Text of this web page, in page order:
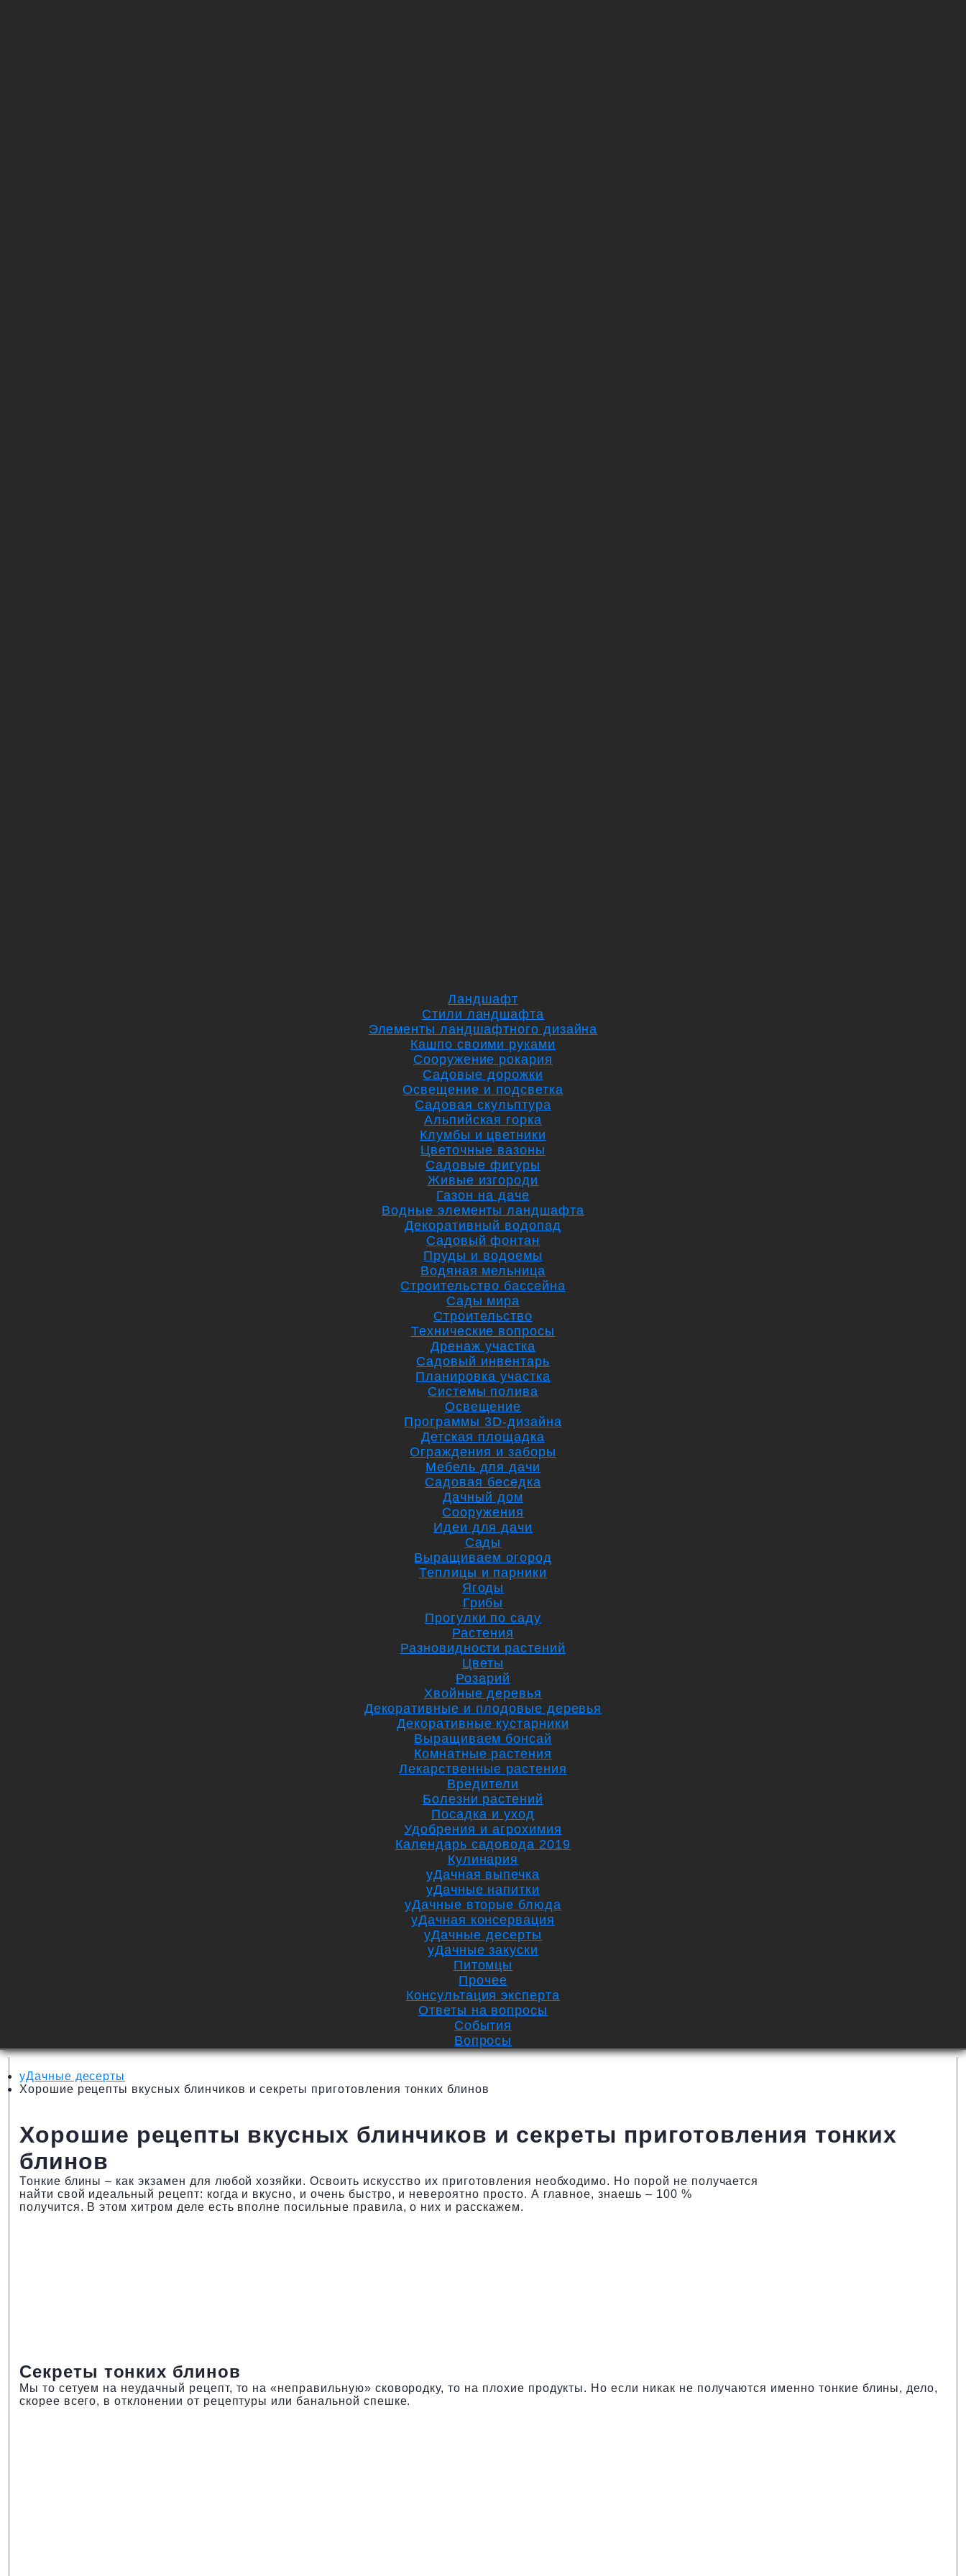
Ландшафт
Стили ландшафта
Элементы ландшафтного дизайна
Кашпо своими руками
Сооружение рокария
Садовые дорожки
Освещение и подсветка
Садовая скульптура
Альпийская горка
Клумбы и цветники
Цветочные вазоны
Садовые фигуры
Живые изгороди
Газон на даче
Водные элементы ландшафта
Декоративный водопад
Садовый фонтан
Пруды и водоемы
Водяная мельница
Строительство бассейна
Сады мира
Строительство
Технические вопросы
Дренаж участка
Садовый инвентарь
Планировка участка
Системы полива
Освещение
Программы 3D-дизайна
Детская площадка
Ограждения и заборы
Мебель для дачи
Садовая беседка
Дачный дом
Сооружения
Идеи для дачи
Сады
Выращиваем огород
Теплицы и парники
Ягоды
Грибы
Прогулки по саду
Растения
Разновидности растений
Цветы
Розарий
Хвойные деревья
Декоративные и плодовые деревья
Декоративные кустарники
Выращиваем бонсай
Комнатные растения
Лекарственные растения
Вредители
Болезни растений
Посадка и уход
Удобрения и агрохимия
Календарь садовода 2019
Кулинария
уДачная выпечка
уДачные напитки
уДачные вторые блюда
уДачная консервация
уДачные десерты
уДачные закуски
Питомцы
Прочее
Консультация эксперта
Ответы на вопросы
События
Вопросы
уДачные десерты
Хорошие рецепты вкусных блинчиков и секреты приготовления тонких блинов
Хорошие рецепты вкусных блинчиков и секреты приготовления тонких
блинов
Тонкие блины – как экзамен для любой хозяйки. Освоить искусство их приготовления необходимо. Но порой не получается
найти свой идеальный рецепт: когда и вкусно, и очень быстро, и невероятно просто. А главное, знаешь – 100 %
получится. В этом хитром деле есть вполне посильные правила, о них и расскажем.
Секреты тонких блинов
Мы то сетуем на неудачный рецепт, то на «неправильную» сковородку, то на плохие продукты. Но если никак не получаются именно тонкие блины, дело,
скорее всего, в отклонении от рецептуры или банальной спешке.